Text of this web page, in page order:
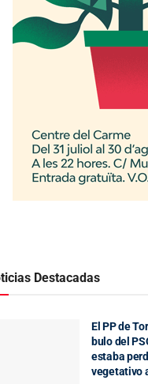
Destacadas
El PP de
bulo del
estaba
vegetativo